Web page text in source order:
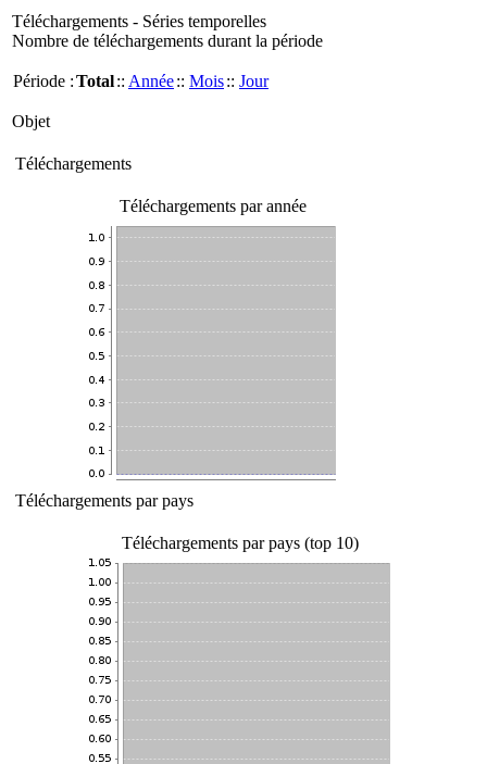
Téléchargements - Séries temporelles
Nombre de téléchargements durant la période
Période :Total:: Année:: Mois:: Jour
Objet
Téléchargements
Téléchargements par année
Téléchargements par pays
Téléchargements par pays (top 10)